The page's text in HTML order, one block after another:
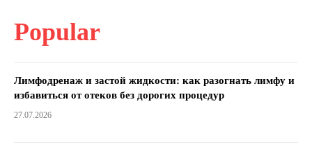
Popular
Лимфодренаж и застой жидкости: как разогнать лимфу и
избавиться от отеков без дорогих процедур
27.07.2026